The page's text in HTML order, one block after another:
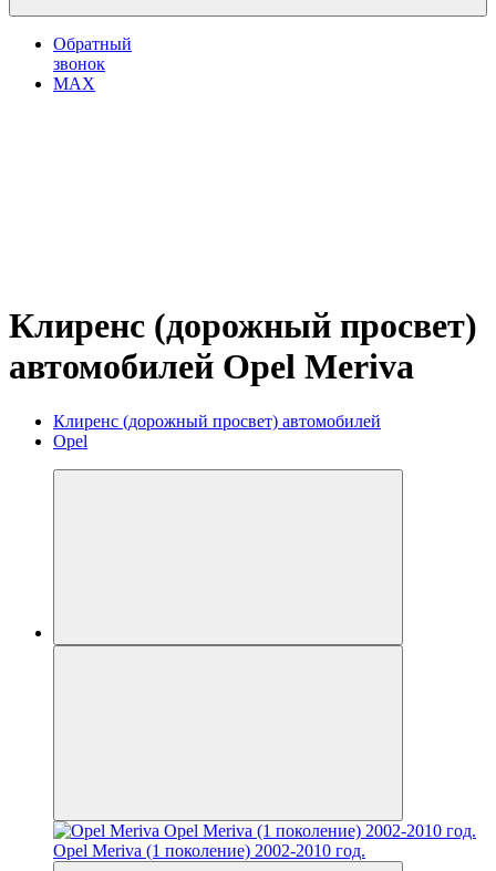
Обратный
звонок
MAX
Клиренс (дорожный просвет)
автомобилей Opel Meriva
Клиренс (дорожный просвет) автомобилей
Opel
Opel Meriva (1 поколение) 2002-2010 год.